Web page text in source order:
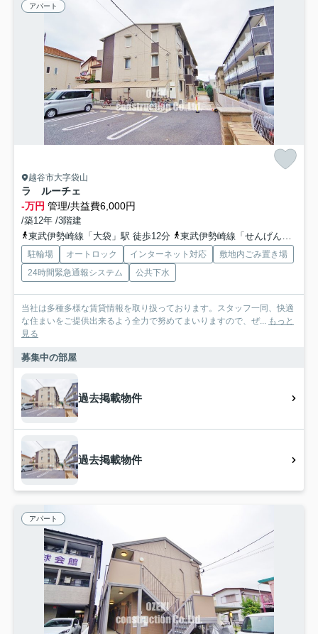
アパート
越谷市大字袋山
ラ ルーチェ
-万円 管理/共益費6,000円
/築12年 /3階建
東武伊勢崎線「大袋」駅 徒歩12分
東武伊勢崎線「せんげん台」駅 徒歩28分
駐輪場 オートロック インターネット対応
敷地内ごみ置き場
24時間緊急通報システム
公共下水
当社は多種多様な賃貸情報を取り扱っております。スタッフ一同、快適
な住まいをご提供出来るよう全力で努めてまいりますので、ぜ...
もっと
見る
募集中の部屋
過去掲載物件
過去掲載物件
アパート